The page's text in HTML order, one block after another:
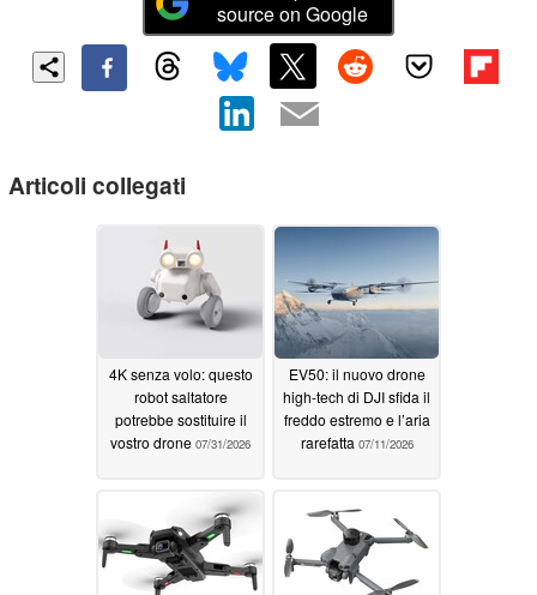
source on Google
Articoli collegati
4K senza volo: questo
robot saltatore
potrebbe sostituire il
vostro drone 07/31/2026
EV50: il nuovo drone
high-tech di DJI sfida il
freddo estremo e l’aria
rarefatta 07/11/2026